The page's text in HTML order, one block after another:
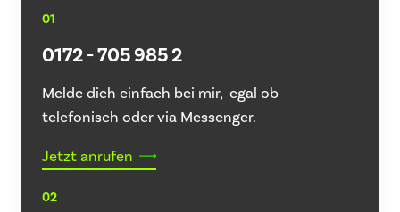
01
0172 - 705 985 2
Melde dich einfach bei mir, egal ob
telefonisch oder via Messenger.
Jetzt anrufen
02